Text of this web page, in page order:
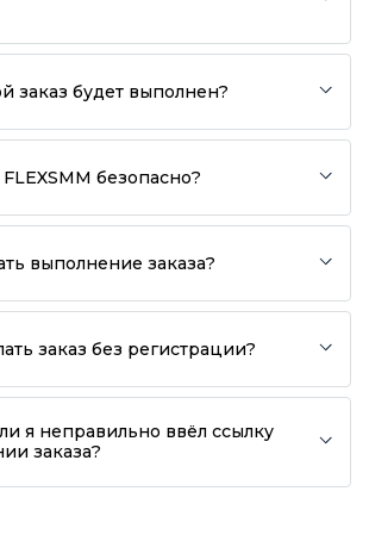
заказ будет выполнен?
безопасно?
выполнение заказа?
заказ без регистрации?
я неправильно ввёл ссылку
заказа?